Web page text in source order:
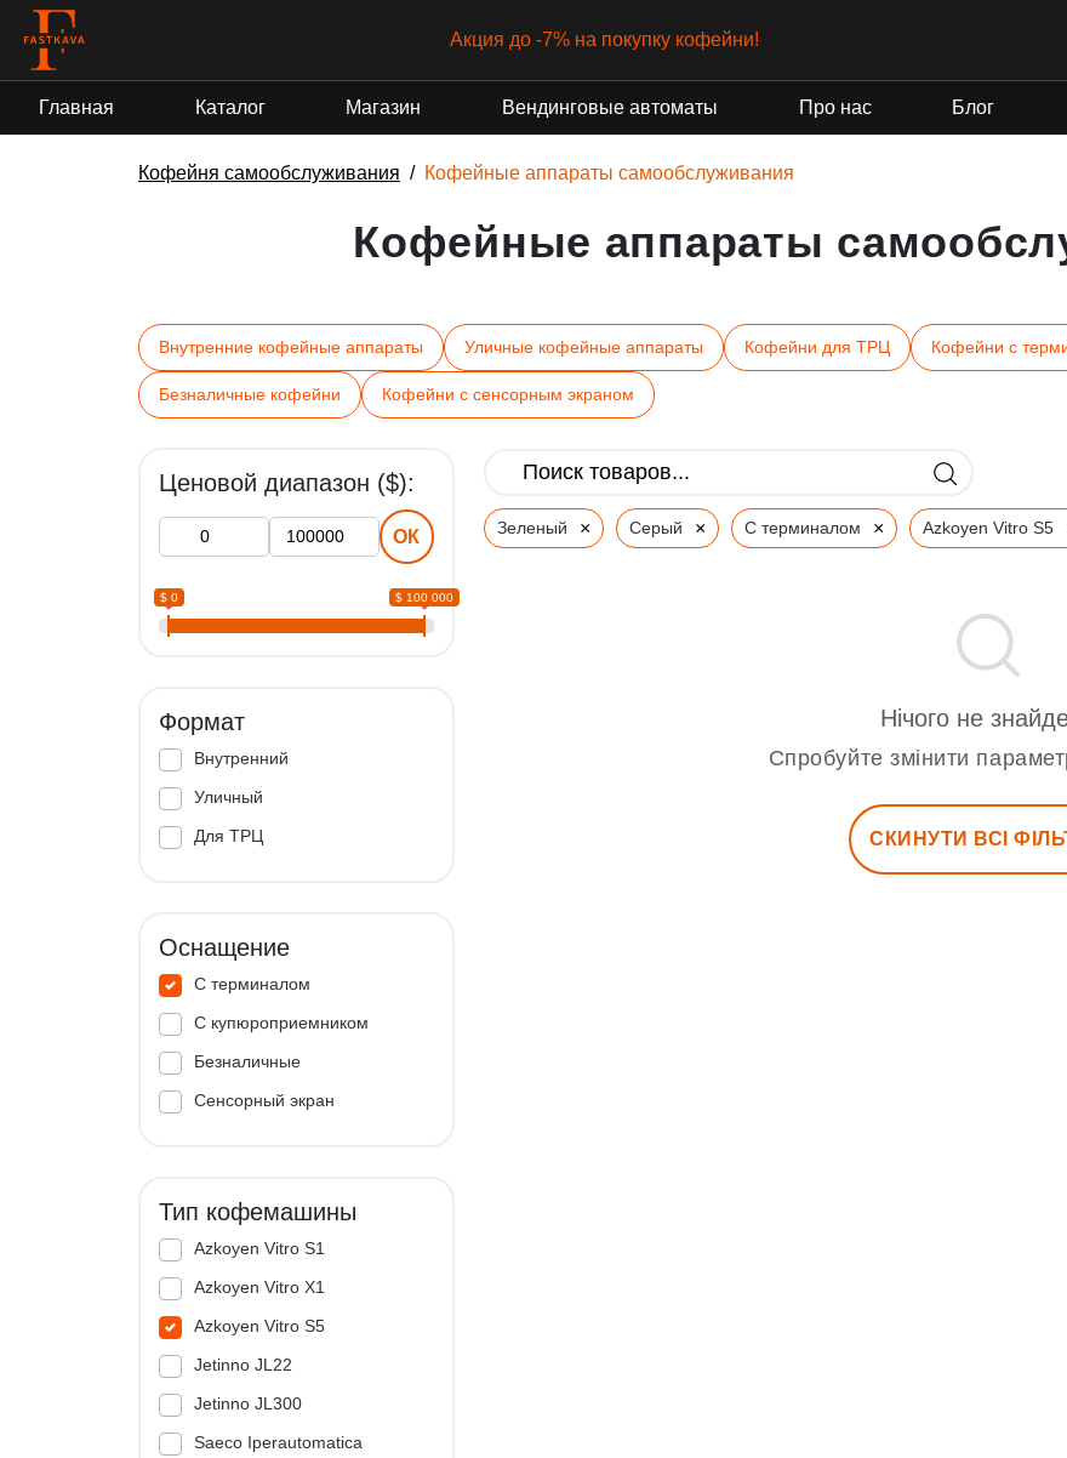
Акция до -7% на покупку кофейни!
Главная Каталог Магазин Вендинговые автоматы Про нас Блог
Кофейня самообслуживания Кофейные аппараты самообслуживания
Кофейные аппараты
Внутренние кофейные аппараты Уличные кофейные аппараты Кофейни для ТРЦ Кофейни с
Безналичные кофейни Кофейни с сенсорным экраном
Ценовой диапазон ($):
ОК
$ 0 $ 100 000
Формат
Внутренний
Уличный
Для ТРЦ
Оснащение
С терминалом
С купюроприемником
Безналичные
Сенсорный экран
Тип кофемашины
Azkoyen Vitro S1
Azkoyen Vitro X1
Azkoyen Vitro S5
Jetinno JL22
Jetinno JL300
Saeco Iperautomatica
Зеленый × Серый × С терминалом × Azkoyen Vitro S5
Нічого не
Спробуйте змінити
СКИНУТИ ВСІ